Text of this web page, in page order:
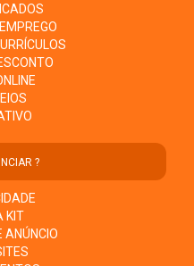
?
KIT
ANÚNCIO